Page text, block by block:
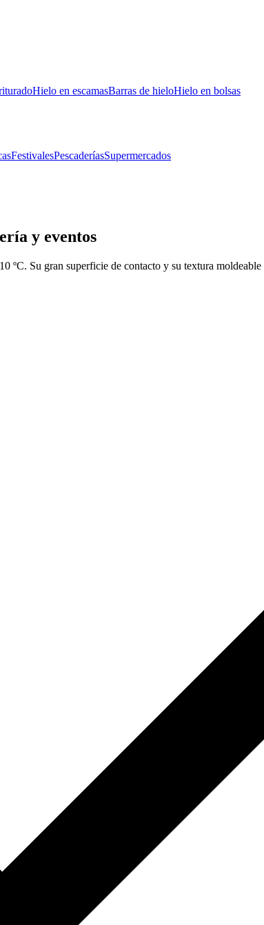
Hielo en escamasBarras de hieloHielo en bolsas
FestivalesPescaderíasSupermercados
y eventos
ºC. Su gran superficie de contacto y su textura